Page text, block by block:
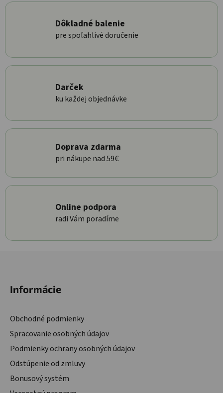
Dôkladné balenie
pre spoľahlivé doručenie
Darček
ku každej objednávke
Doprava zdarma
pri nákupe nad 59€
Online podpora
radi Vám poradíme
Informácie
Obchodné podmienky
Spracovanie osobných údajov
Podmienky ochrany osobných údajov
Odstúpenie od zmluvy
Bonusový systém